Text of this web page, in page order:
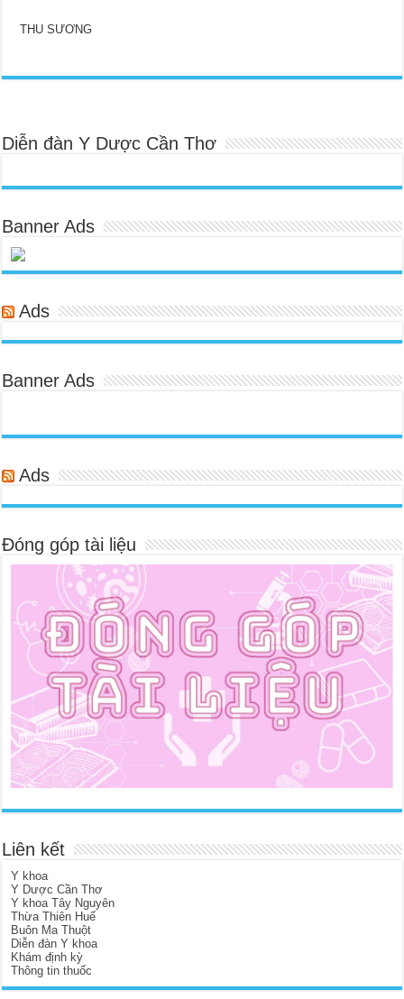
THU SƯƠNG
Diễn đàn Y Dược Cần Thơ
Banner Ads
Ads
Banner Ads
Ads
Đóng góp tài liệu
Liên kết
Y khoa
Y Dược Cần Thơ
Y khoa Tây Nguyên
Thừa Thiên Huế
Buôn Ma Thuột
Diễn đàn Y khoa
Khám định kỳ
Thông tin thuốc